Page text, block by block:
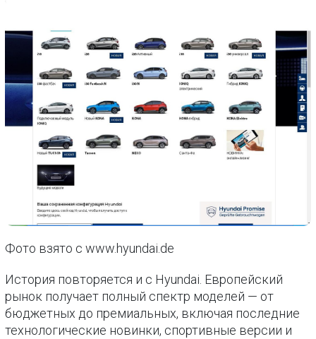
Фото взято с www.hyundai.de
История повторяется и с Hyundai. Европейский
рынок получает полный спектр моделей — от
бюджетных до премиальных, включая последние
технологические новинки, спортивные версии и